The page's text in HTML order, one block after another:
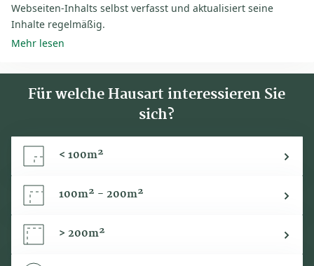
Webseiten-Inhalts selbst verfasst und aktualisiert seine
Inhalte regelmäßig.
Mehr lesen
Für welche Hausart interessieren Sie
sich?
< 100m²
100m² - 200m²
> 200m²